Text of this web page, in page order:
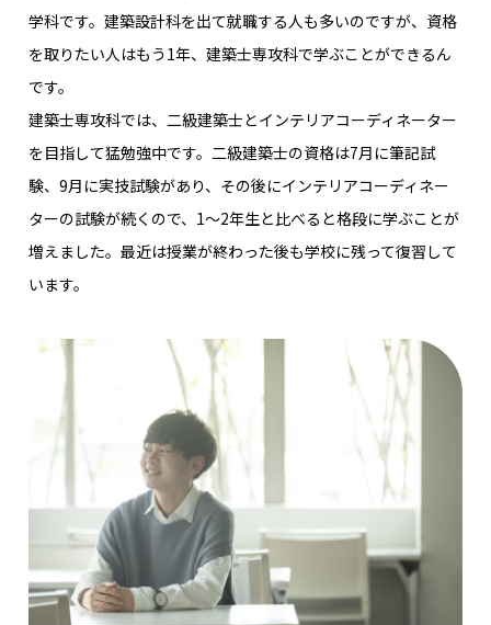
よくあるご質問
お知らせ
アクセス
教員募集
WEBエントリー・
プライバシーポリシー
人事採用担当者様へ
お問い合わせ
留学生の方へ
〒263-0025 千葉市稲毛区穴川町386
Tel . 043-307-1819 / Fax . 043-307-6070
学科です。建築設計科を出て就職する人も多いのですが、資格
を取りたい人はもう1年、建築士専攻科で学ぶことができるん
です。
建築士専攻科では、二級建築士とインテリアコーディネーター
を目指して猛勉強中です。二級建築士の資格は7月に筆記試
験、9月に実技試験があり、その後にインテリアコーディネー
ターの試験が続くので、1～2年生と比べると格段に学ぶことが
増えました。最近は授業が終わった後も学校に残って復習して
います。